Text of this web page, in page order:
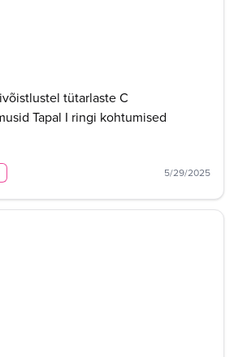
tütarlaste C
Tapal I ringi kohtumised
5/29/2025